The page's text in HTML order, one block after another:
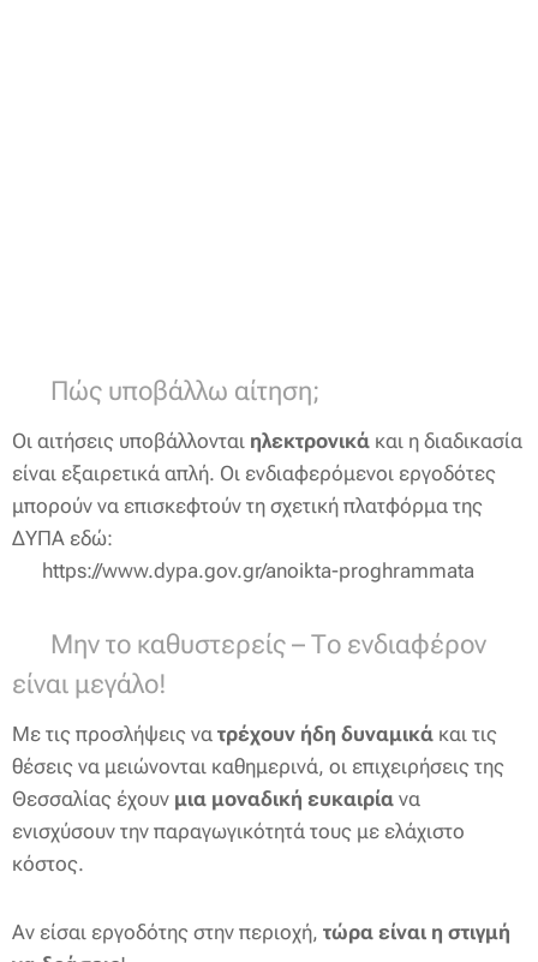
📌 Πώς υποβάλλω αίτηση;
Οι αιτήσεις υποβάλλονται ηλεκτρονικά και η διαδικασία
είναι εξαιρετικά απλή. Οι ενδιαφερόμενοι εργοδότες
μπορούν να επισκεφτούν τη σχετική πλατφόρμα της
ΔΥΠΑ εδώ:
👉 https://www.dypa.gov.gr/anoikta-proghrammata
⏳ Μην το καθυστερείς – Το ενδιαφέρον
είναι μεγάλο!
Με τις προσλήψεις να τρέχουν ήδη δυναμικά και τις
θέσεις να μειώνονται καθημερινά, οι επιχειρήσεις της
Θεσσαλίας έχουν μια μοναδική ευκαιρία να
ενισχύσουν την παραγωγικότητά τους με ελάχιστο
κόστος.
Αν είσαι εργοδότης στην περιοχή, τώρα είναι η στιγμή